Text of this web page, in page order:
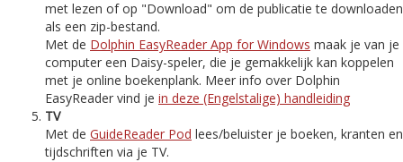
met lezen of op "Download" om de publicatie te downloaden
als een zip-bestand.
Met de Dolphin EasyReader App for Windows maak je van je
computer een Daisy-speler, die je gemakkelijk kan koppelen
met je online boekenplank. Meer info over Dolphin
EasyReader vind je in deze (Engelstalige) handleiding
TV
Met de GuideReader Pod lees/beluister je boeken, kranten en
tijdschriften via je TV.